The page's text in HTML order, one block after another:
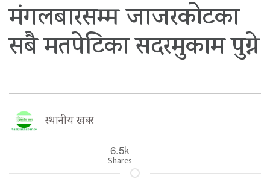
मंगलबारसम्म जाजरकोटका
सबै मतपेटिका सदरमुकाम पुग्ने
स्थानीय खबर
6.5k
Shares